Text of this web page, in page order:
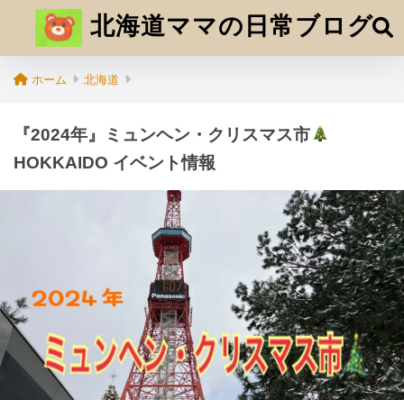
北海道ママの日常ブログ
ホーム 北海道
『2024年』ミュンヘン・クリスマス市
HOKKAIDO イベント情報